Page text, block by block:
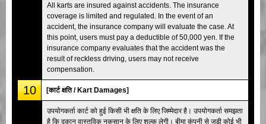
All karts are insured against accidents. The insurance
coverage is limited and regulated. In the event of an
accident, the insurance company will evaluate the case. At
this point, users must pay a deductible of 50,000 yen. If the
insurance company evaluates that the accident was the
result of reckless driving, users may not receive
compensation.
10 [कार्ट क्षति / Kart Damages]
उपयोगकर्ता कार्ट को हुई किसी भी क्षति के लिए जिम्मेदार है। उपयोगकर्ता समझता
है कि दुकान वास्तविक नुकसान के लिए शुल्क लेगी। बीमा कंपनी से जुड़ी कोई भी